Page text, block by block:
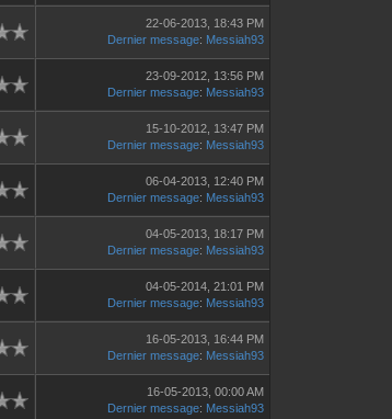
22-06-2013, 18:43 PM
Dernier message: Messiah93
23-09-2012, 13:56 PM
Dernier message: Messiah93
15-10-2012, 13:47 PM
Dernier message: Messiah93
06-04-2013, 12:40 PM
Dernier message: Messiah93
04-05-2013, 18:17 PM
Dernier message: Messiah93
04-05-2014, 21:01 PM
Dernier message: Messiah93
16-05-2013, 16:44 PM
Dernier message: Messiah93
16-05-2013, 00:00 AM
Dernier message: Messiah93